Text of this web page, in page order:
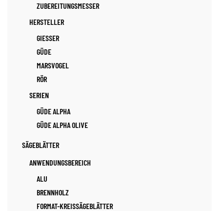
ZUBEREITUNGSMESSER
HERSTELLER
GIESSER
GÜDE
MARSVOGEL
RÖR
SERIEN
GÜDE ALPHA
GÜDE ALPHA OLIVE
SÄGEBLÄTTER
ANWENDUNGSBEREICH
ALU
BRENNHOLZ
FORMAT-KREISSÄGEBLÄTTER